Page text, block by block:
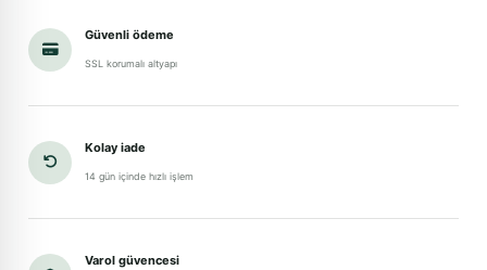
Güvenli ödeme
SSL korumalı altyapı
Kolay iade
14 gün içinde hızlı işlem
Varol güvencesi